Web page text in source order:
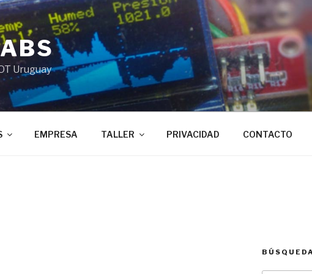
Uruguay
EMPRESA TALLER PRIVACIDAD CONTACTO